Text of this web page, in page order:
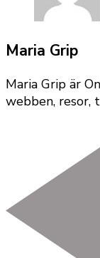
Maria Grip
Maria Grip är
webben, resor,